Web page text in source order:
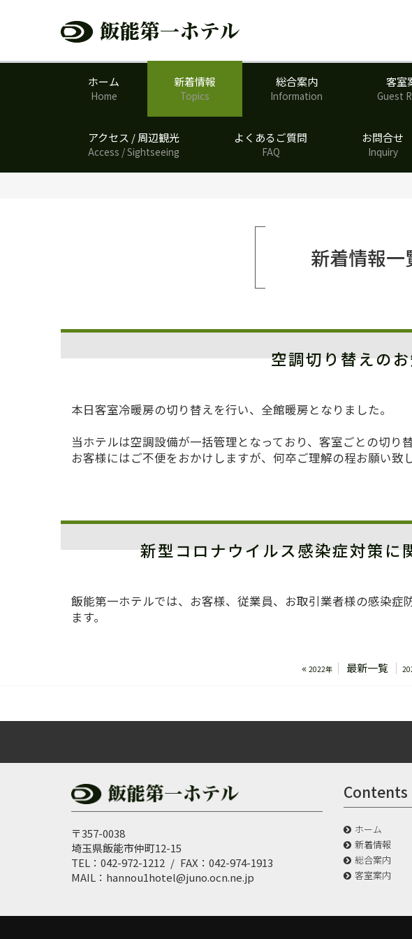
ホーム
Home
新着情報
Topics
総合案内
Information
客室
Guest
アクセス / 周辺観光
Access / Sightseeing
よくあるご質問
FAQ
お問合せ
Inquiry
新着情報一
空調切り替えの
本日客室冷暖房の切り替えを行い、全館暖房となりました。
当ホテルは空調設備が一括管理となっており、客室ごとの切り
お客様にはご不便をおかけしますが、何卒ご理解の程お願い致し
新型コロナウイルス感染症対策に
飯能第一ホテルでは、お客様、従業員、お取引業者様の感染症
ます。
« 2022年 最新一覧
〒357-0038
埼玉県飯能市仲町12-15
TEL：042-972-1212 / FAX：042-974-1913
MAIL：hannou1hotel@juno.ocn.ne.jp
Contents
ホーム
新着情報
総合案内
客室案内